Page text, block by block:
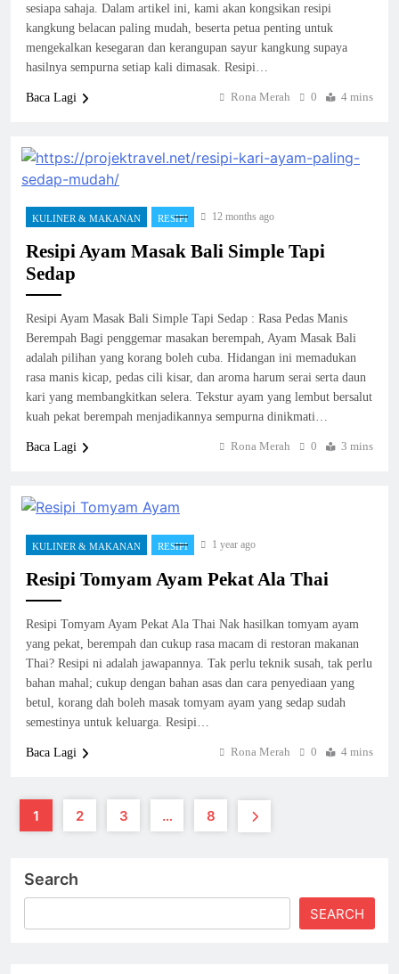
sesiapa sahaja. Dalam artikel ini, kami akan kongsikan resipi
kangkung belacan paling mudah, beserta petua penting untuk
mengekalkan kesegaran dan kerangupan sayur kangkung supaya
hasilnya sempurna setiap kali dimasak. Resipi…
Baca Lagi Rona Merah 0 4 mins
KULINER & MAKANAN RESIPI 12 months ago
Resipi Ayam Masak Bali Simple Tapi
Sedap
Resipi Ayam Masak Bali Simple Tapi Sedap : Rasa Pedas Manis
Berempah Bagi penggemar masakan berempah, Ayam Masak Bali
adalah pilihan yang korang boleh cuba. Hidangan ini memadukan
rasa manis kicap, pedas cili kisar, dan aroma harum serai serta daun
kari yang membangkitkan selera. Tekstur ayam yang lembut bersalut
kuah pekat berempah menjadikannya sempurna dinikmati…
Baca Lagi Rona Merah 0 3 mins
KULINER & MAKANAN RESIPI 1 year ago
Resipi Tomyam Ayam Pekat Ala Thai
Resipi Tomyam Ayam Pekat Ala Thai Nak hasilkan tomyam ayam
yang pekat, berempah dan cukup rasa macam di restoran makanan
Thai? Resipi ni adalah jawapannya. Tak perlu teknik susah, tak perlu
bahan mahal; cukup dengan bahan asas dan cara penyediaan yang
betul, korang dah boleh masak tomyam ayam yang sedap sudah
semestinya untuk keluarga. Resipi…
Baca Lagi Rona Merah 0 4 mins
1 2 3 … 8
Search
SEARCH